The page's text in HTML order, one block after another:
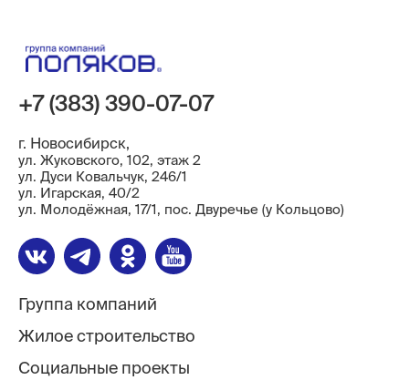
+7 (383) 390-07-07
г. Новосибирск,
ул. Жуковского, 102, этаж 2
ул. Дуси Ковальчук, 246/1
ул. ​Игарская, 40/2
ул. Молодёжная, 17/1, пос. Двуречье (у Кольцово)
Группа компаний
Жилое строительство
Социальные проекты